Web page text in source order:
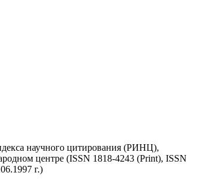
научного цитирования (РИНЦ),
центре (ISSN 1818-4243 (Print), ISSN
г.)